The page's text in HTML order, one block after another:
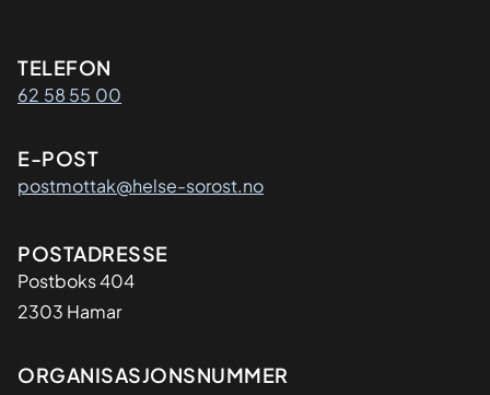
Kontaktinformasjon
TELEFON
62 58 55 00
E-POST
postmottak@helse-sorost.no
Adresse
POSTADRESSE
Postboks 404
2303 Hamar
Organisasjon
ORGANISASJONSNUMMER